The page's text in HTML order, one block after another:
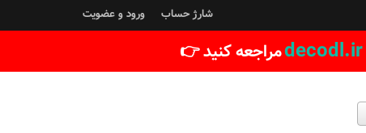
شارژ حساب ورود و عضویت
decodl.irمراجعه کنید 👉